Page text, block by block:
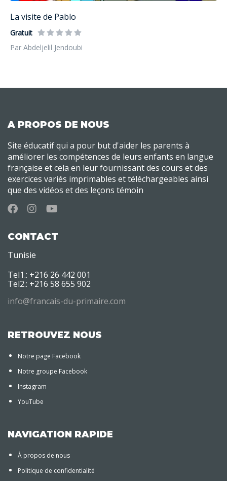
La visite de Pablo
Gratuit
Par Abdeljelil Jendoubi
A PROPOS DE NOUS
Site éducatif qui a pour but d'aider les parents à
améliorer les compétences de leurs enfants en langue
française et cela en leur fournissant des cours et des
exercices variés imprimables et téléchargeables ainsi
que des vidéos et des leçons témoin
CONTACT
Tunisie
Tel1.: +216 26 442 001
Tel2.: +216 58 655 902
info@francais-du-primaire.com
RETROUVEZ NOUS
Notre page Facebook
Notre groupe Facebook
Instagram
YouTube
NAVIGATION RAPIDE
À propos de nous
Politique de confidentialité